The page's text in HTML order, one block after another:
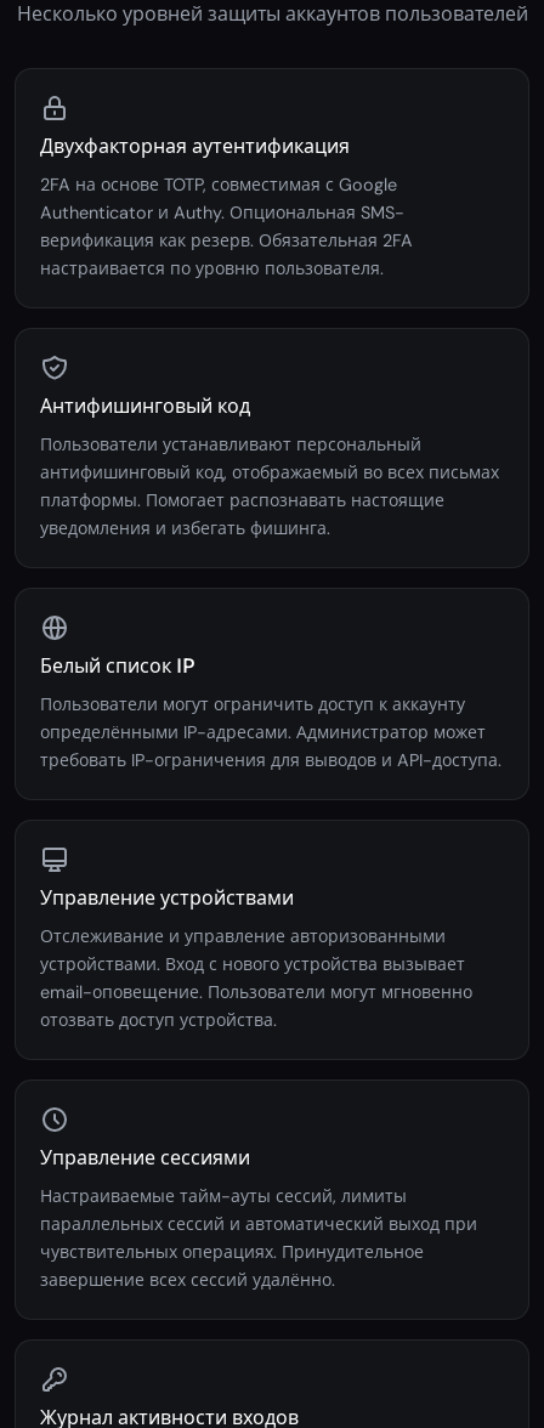
Несколько уровней защиты аккаунтов пользователей
Двухфакторная аутентификация
2FA на основе TOTP, совместимая с Google
Authenticator и Authy. Опциональная SMS-
верификация как резерв. Обязательная 2FA
настраивается по уровню пользователя.
Антифишинговый код
Пользователи устанавливают персональный
антифишинговый код, отображаемый во всех письмах
платформы. Помогает распознавать настоящие
уведомления и избегать фишинга.
Белый список IP
Пользователи могут ограничить доступ к аккаунту
определёнными IP-адресами. Администратор может
требовать IP-ограничения для выводов и API-доступа.
Управление устройствами
Отслеживание и управление авторизованными
устройствами. Вход с нового устройства вызывает
email-оповещение. Пользователи могут мгновенно
отозвать доступ устройства.
Управление сессиями
Настраиваемые тайм-ауты сессий, лимиты
параллельных сессий и автоматический выход при
чувствительных операциях. Принудительное
завершение всех сессий удалённо.
Журнал активности входов